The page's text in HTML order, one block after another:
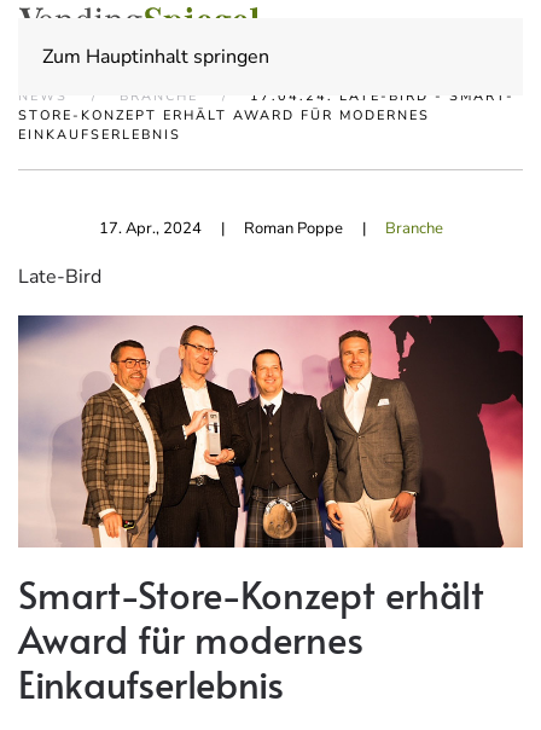
Zum Hauptinhalt springen
NEWS BRANCHE
17.04.24: LATE-BIRD - SMART-
STORE-KONZEPT ERHÄLT AWARD FÜR MODERNES
EINKAUFSERLEBNIS
17. Apr., 2024| Roman Poppe | Branche
Late-Bird
Smart-Store-Konzept erhält
Award für modernes
Einkaufserlebnis